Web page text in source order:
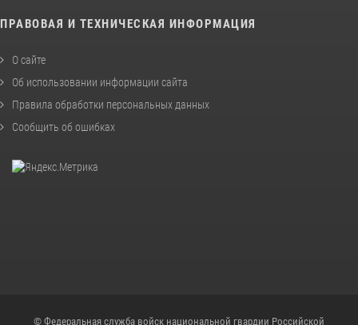
ПРАВОВАЯ И ТЕХНИЧЕСКАЯ ИНФОРМАЦИЯ
О сайте
Об использовании информации сайта
Правила обработки персональных данных
Сообщить об ошибках
© Федеральная служба войск национальной гвардии Российской